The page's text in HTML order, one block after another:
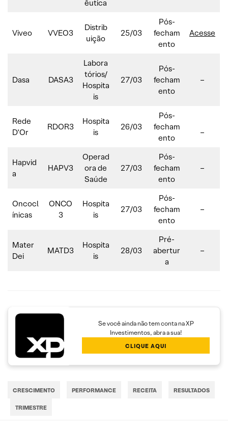
êutica
Viveo VVEO3
Distrib
uição
25/03
Pós-
fecham
ento
Acesse
Dasa DASA3
Labora
tórios/
Hospita
is
27/03
Pós-
fecham
ento
–
Rede
D’Or
RDOR3
Hospita
is
26/03
Pós-
fecham
ento
–
Hapvid
a
HAPV3
Operad
ora de
Saúde
27/03
Pós-
fecham
ento
–
Oncocl
ínicas
ONCO
3
Hospita
is
27/03
Pós-
fecham
ento
–
Mater
Dei
MATD3
Hospita
is
28/03
Pré-
abertur
a
–
Se você ainda não tem conta na XP
Investimentos, abra a sua!
CLIQUE AQUI
CRESCIMENTO PERFORMANCE RECEITA RESULTADOS
TRIMESTRE